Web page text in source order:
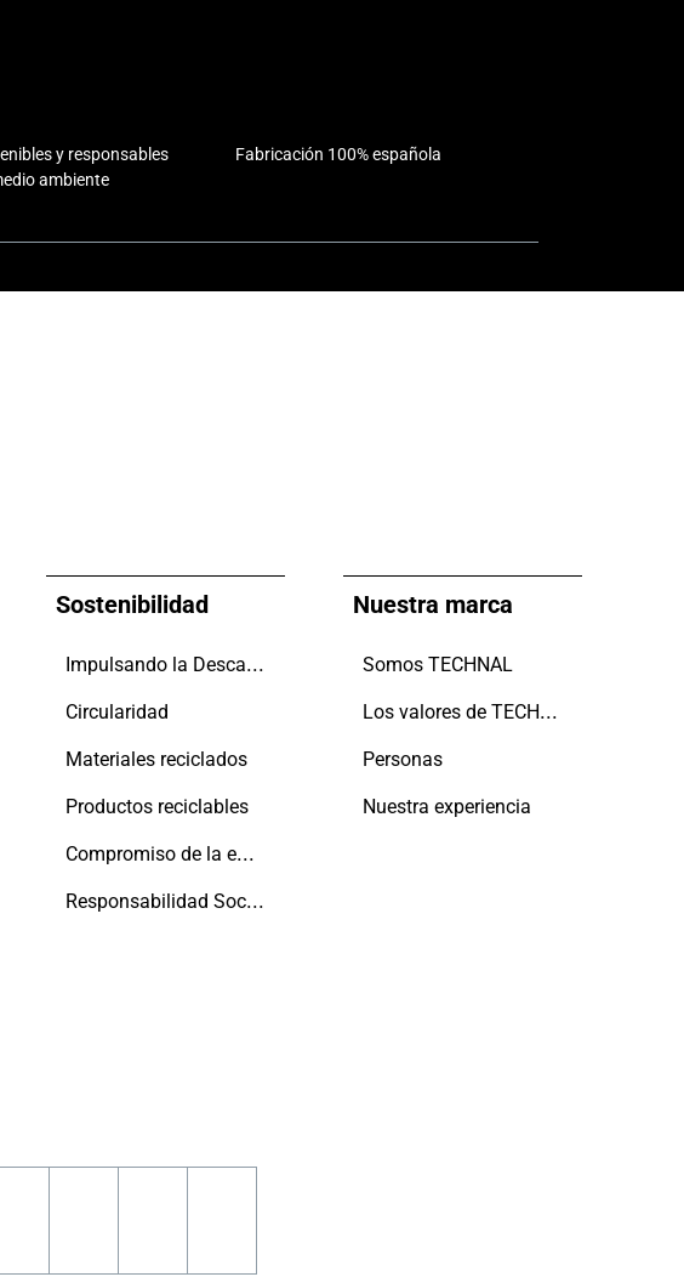
y responsables
ambiente
Fabricación 100% española
Sostenibilidad
Impulsando la Descarbonización
Circularidad
Materiales reciclados
Productos reciclables
Compromiso de la empresa con las personas y el planeta
Responsabilidad Social
Nuestra marca
Somos TECHNAL
Los valores de TECHNAL
Personas
Nuestra experiencia